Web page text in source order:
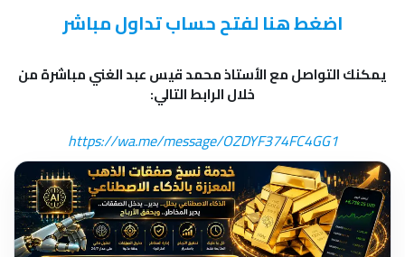
اضغط هنا لفتح حساب تداول مباشر
يمكنك التواصل مع الأستاذ محمد قيس عبد الغني مباشرة من
خلال الرابط التالي:
https://wa.me/message/OZDYF374FC4GG1